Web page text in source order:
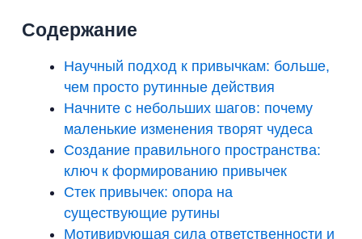
Содержание
Научный подход к привычкам: больше,
чем просто рутинные действия
Начните с небольших шагов: почему
маленькие изменения творят чудеса
Создание правильного пространства:
ключ к формированию привычек
Стек привычек: опора на
существующие рутины
Мотивирующая сила ответственности и